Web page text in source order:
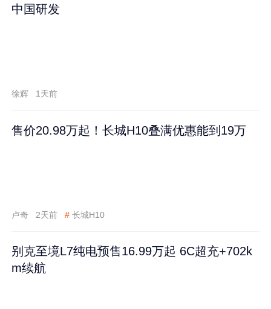
中国研发
徐辉 1天前
售价20.98万起！长城H10叠满优惠能到19万
卢奇 2天前 # 长城H10
别克至境L7纯电预售16.99万起 6C超充+702k
m续航